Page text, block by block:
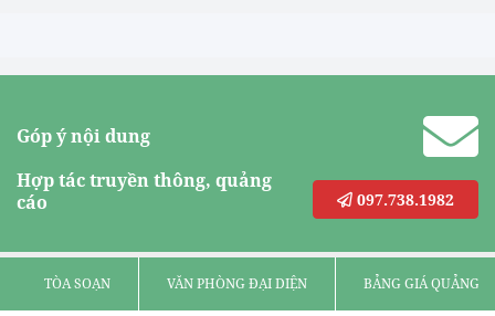
Góp ý nội dung
Hợp tác truyền thông, quảng
cáo
097.738.1982
TÒA SOẠN VĂN PHÒNG ĐẠI DIỆN BẢNG GIÁ QUẢNG